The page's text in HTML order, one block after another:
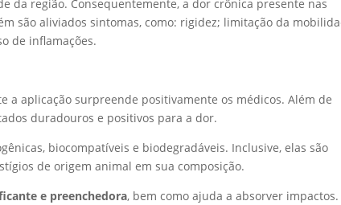
da região. Consequentemente, a dor crônica presente nas
são aliviados sintomas, como: rigidez; limitação da
de inflamações.
a aplicação surpreende positivamente os médicos. Além de
duradouros e positivos para a dor.
biocompatíveis e biodegradáveis. Inclusive, elas são
de origem animal em sua composição.
e preenchedora, bem como ajuda a absorver impactos.